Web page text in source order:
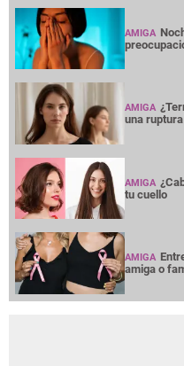
AMIGA
AMIGA
una
AMIGA
tu cuello
AMIGA
amiga o